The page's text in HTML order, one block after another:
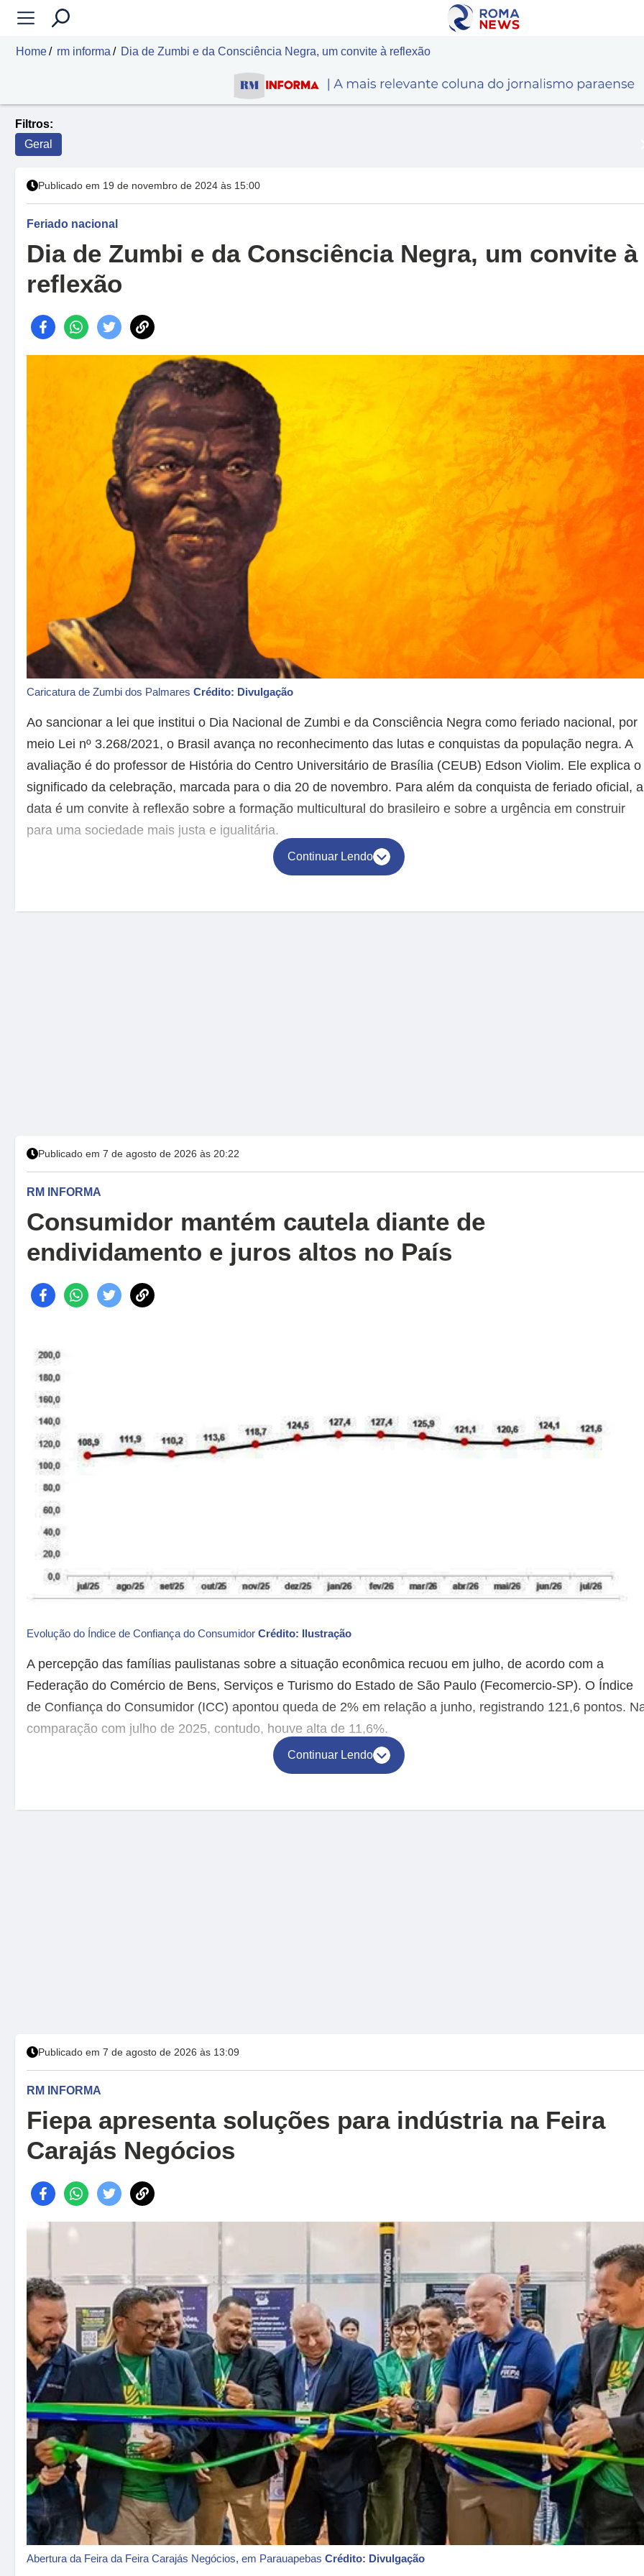
Home rm informa Dia de Zumbi e da Consciência Negra, um convite à reflexão
Filtros:
Geral
Publicado em 19 de novembro de 2024 às 15:00
Feriado nacional
Dia de Zumbi e da Consciência Negra, um convite à
reflexão
Caricatura de Zumbi dos Palmares Crédito: Divulgação
Ao sancionar a lei que institui o Dia Nacional de Zumbi e da Consciência Negra como feriado nacional, por
meio Lei nº 3.268/2021, o Brasil avança no reconhecimento das lutas e conquistas da população negra. A
avaliação é do professor de História do Centro Universitário de Brasília (CEUB) Edson Violim. Ele explica o
significado da celebração, marcada para o dia 20 de novembro. Para além da conquista de feriado oficial, a
data é um convite à reflexão sobre a formação multicultural do brasileiro e sobre a urgência em construir
para uma sociedade mais justa e igualitária.
Continuar Lendo
Publicado em 7 de agosto de 2026 às 20:22
RM INFORMA
Consumidor mantém cautela diante de
endividamento e juros altos no País
Evolução do Índice de Confiança do Consumidor Crédito: Ilustração
A percepção das famílias paulistanas sobre a situação econômica recuou em julho, de acordo com a
Federação do Comércio de Bens, Serviços e Turismo do Estado de São Paulo (Fecomercio-SP). O Índice
de Confiança do Consumidor (ICC) apontou queda de 2% em relação a junho, registrando 121,6 pontos.
comparação com julho de 2025, contudo, houve alta de 11,6%.
Continuar Lendo
Publicado em 7 de agosto de 2026 às 13:09
RM INFORMA
Fiepa apresenta soluções para indústria na Feira
Carajás Negócios
Abertura da Feira da Feira Carajás Negócios, em Parauapebas Crédito: Divulgação